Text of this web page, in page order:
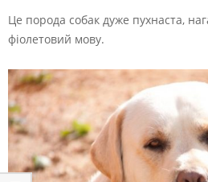
Це порода собак дуже пухнаста,
фіолетовий мову.